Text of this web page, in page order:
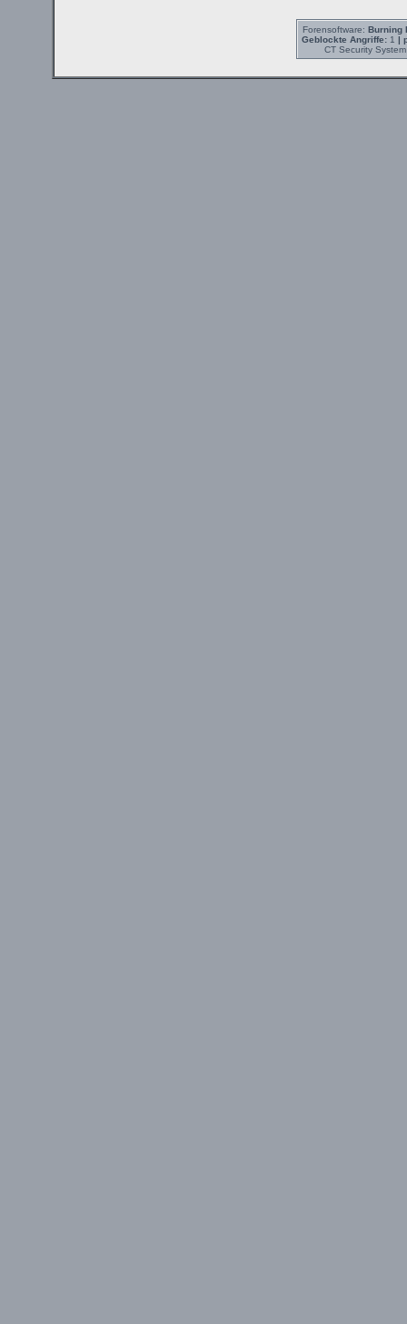
Forensoftware: Burning
Geblockte Angriffe:1 |
CT Security